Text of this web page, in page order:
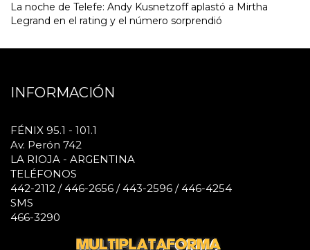
La noche de Telefe: Andy Kusnetzoff aplastó a Mirtha
Legrand en el rating y el número sorprendió
INFORMACIÓN
FÉNIX 95.1 - 101.1
Av. Perón 742
LA RIOJA - ARGENTINA
TELÉFONOS
442-2112 / 446-2656 / 443-2596 / 446-4254
SMS
466-3290